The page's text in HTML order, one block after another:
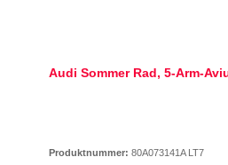
Audi Sommer Rad, 5-Arm-
Produktnummer: 80A073141A LT7